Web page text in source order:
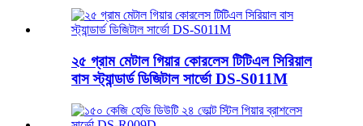
২৫ গ্রাম মেটাল গিয়ার কোরলেস টিটিএল সিরিয়াল
বাস স্ট্যান্ডার্ড ডিজিটাল সার্ভো DS-S011M